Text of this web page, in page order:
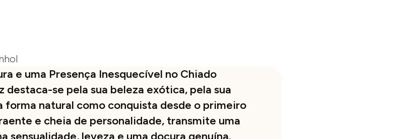
e uma Presença Inesquecível no Chiado
destaca-se pela sua beleza exótica, pela sua
forma natural como conquista desde o primeiro
e cheia de personalidade, transmite uma